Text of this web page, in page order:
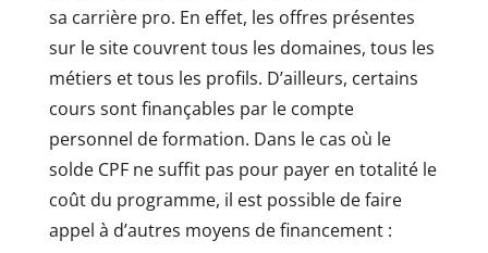
sa carrière pro. En effet, les offres présentes
sur le site couvrent tous les domaines, tous les
métiers et tous les profils. D’ailleurs, certains
cours sont finançables par le compte
personnel de formation. Dans le cas où le
solde CPF ne suffit pas pour payer en totalité le
coût du programme, il est possible de faire
appel à d’autres moyens de financement :